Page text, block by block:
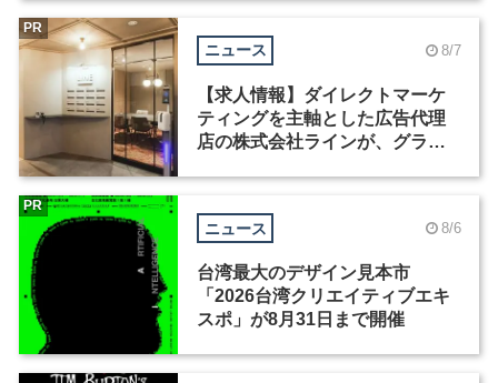
ニュース 8/7
【求人情報】ダイレクトマーケ
ティングを主軸とした広告代理
店の株式会社ラインが、グラフ
PR
ニュース 8/6
台湾最大のデザイン見本市
「2026台湾クリエイティブエキ
スポ」が8月31日まで開催
PR